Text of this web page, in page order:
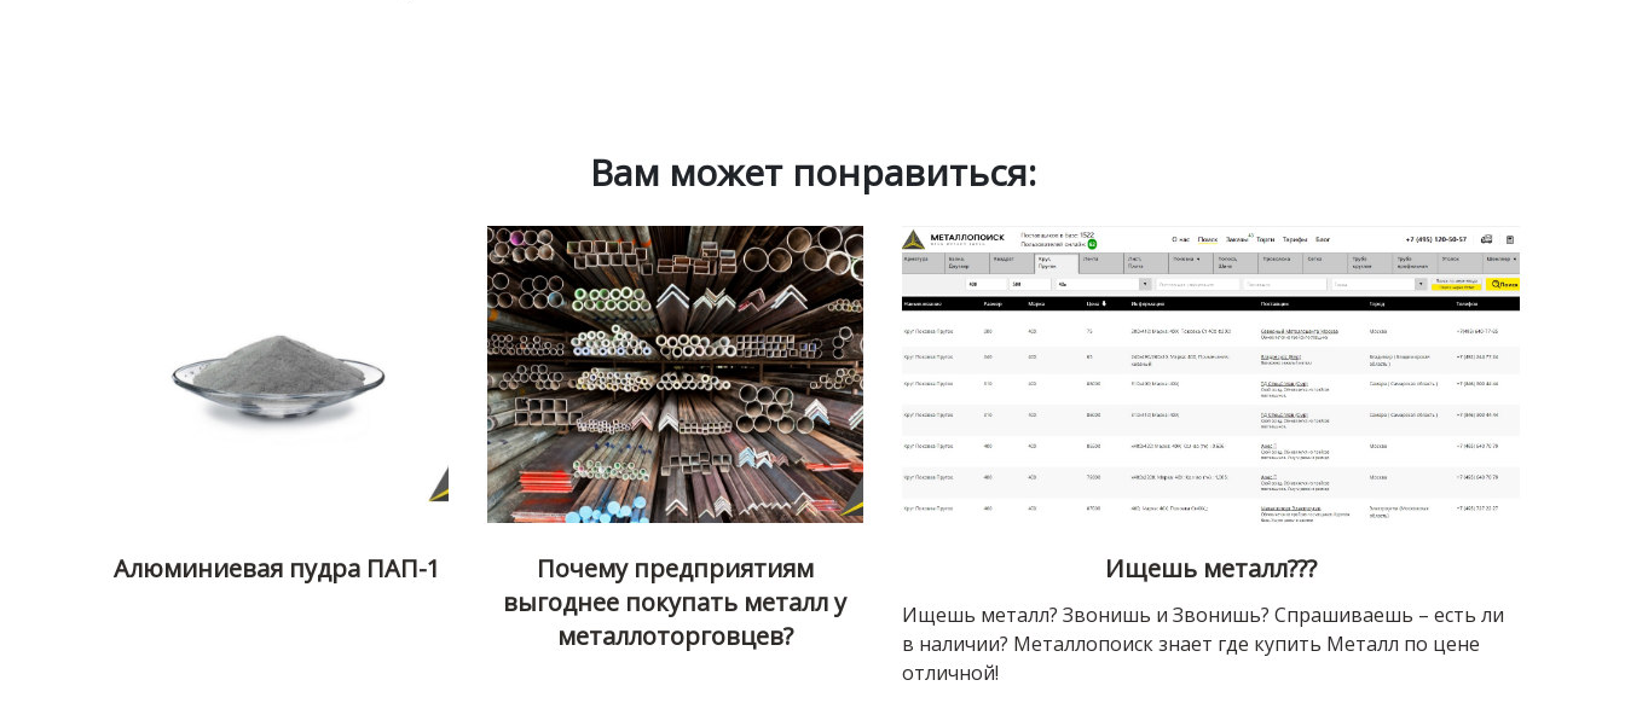
Вам может понравиться:
Алюминиевая пудра ПАП-1
Почему предприятиям
выгоднее покупать металл у
металлоторговцев?
Ищешь металл???
Ищешь металл? Звонишь и Звонишь? Спрашиваешь – есть ли
в наличии? Металлопоиск знает где купить Металл по цене
отличной!